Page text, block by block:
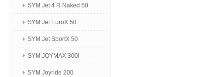
SYM Jet 4 R Naked 50
SYM Jet EuroX 50
SYM Jet SportX 50
SYM JOYMAX 300i
SYM Joyride 200